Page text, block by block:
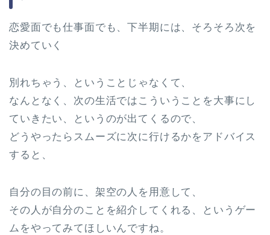
恋愛面でも仕事面でも、下半期には、そろそろ次を
決めていく
別れちゃう、ということじゃなくて、
なんとなく、次の生活ではこういうことを大事にし
ていきたい、というのが出てくるので、
どうやったらスムーズに次に行けるかをアドバイス
すると、
自分の目の前に、架空の人を用意して、
その人が自分のことを紹介してくれる、というゲー
ムをやってみてほしいんですね。